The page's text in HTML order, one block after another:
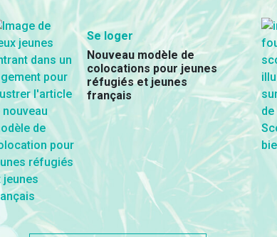
Se loger
Nouveau modèle de
colocations pour jeunes
réfugiés et jeunes
français